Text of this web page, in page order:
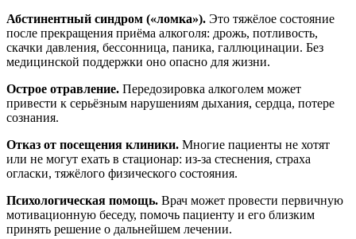
Абстинентный синдром («ломка»). Это тяжёлое состояние
после прекращения приёма алкоголя: дрожь, потливость,
скачки давления, бессонница, паника, галлюцинации. Без
медицинской поддержки оно опасно для жизни.
Острое отравление. Передозировка алкоголем может
привести к серьёзным нарушениям дыхания, сердца, потере
сознания.
Отказ от посещения клиники. Многие пациенты не хотят
или не могут ехать в стационар: из-за стеснения, страха
огласки, тяжёлого физического состояния.
Психологическая помощь. Врач может провести первичную
мотивационную беседу, помочь пациенту и его близким
принять решение о дальнейшем лечении.